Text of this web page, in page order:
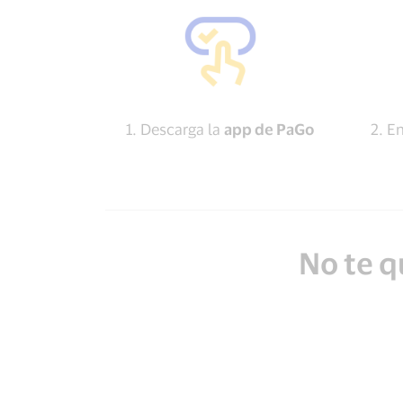
1. Descarga la app de PaGo 2.
No te